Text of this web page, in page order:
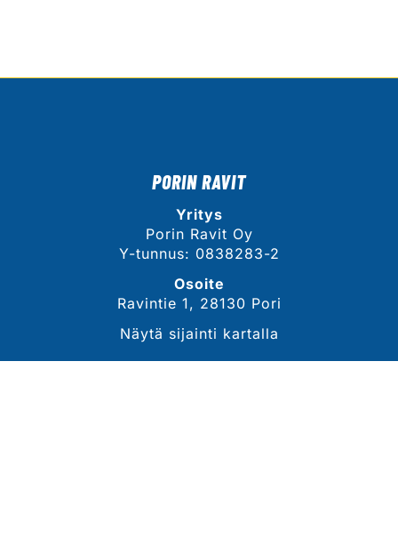
PORIN RAVIT
Yritys
Porin Ravit Oy
Y-tunnus: 0838283-2
Osoite
Ravintie 1, 28130 Pori
Näytä sijainti kartalla